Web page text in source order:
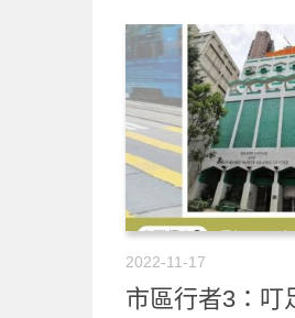
2022-11-17
市區行者3：叮